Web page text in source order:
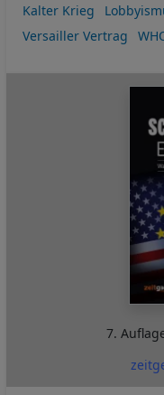
Kalter Krieg
Versailler Vertrag
7.